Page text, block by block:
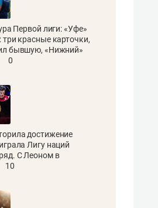
Первой лиги: «Уфе»
красные карточки,
бывшую, «Нижний»
0
достижение
Лигу наций
С Леоном в
10